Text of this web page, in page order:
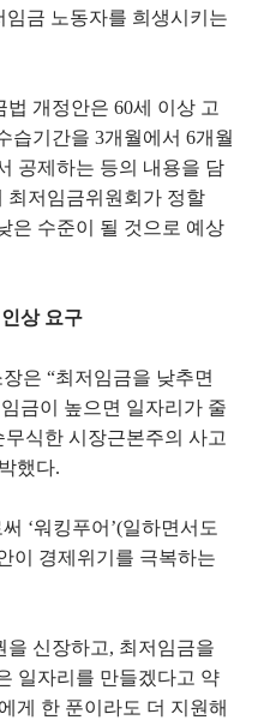
임금 노동자를 희생시키는
개정안은 60세 이상 고
습기간을 3개월에서 6개월
공제하는 등의 내용을 담
최저임금위원회가 정할
은 수준이 될 것으로 예상
상 요구
은 “최저임금을 낮추면
금이 높으면 일자리가 줄
식한 시장근본주의 사고
했다.
‘워킹푸어’(일하면서도
이 경제위기를 극복하는
을 신장하고, 최저임금을
일자리를 만들겠다고 약
게 한 푼이라도 더 지원해